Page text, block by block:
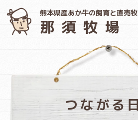
熊本県産あか牛の飼育と直売
那須牧場
つながる